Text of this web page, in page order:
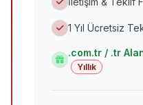
1 Yıl Ücretsiz
.com.tr / .tr
Yıllık